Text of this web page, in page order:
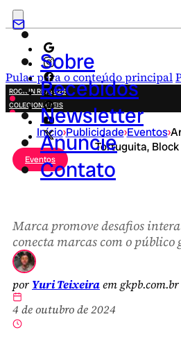
Pular para o conteúdo principal
Sobre
Recebidos
Newsletter
Anuncie
Contato
ROCK IN RIO 2026
COLECIONÁVEIS
FESTA JUNINA
NOVIDADES
CAMPANHAS CRIATIVAS
Início›Publicidade›Eventos›
Tortuguita,
Eventos
Marca promove desafios
conecta marcas com o público
por Yuri Teixeiraem gkpb.com.br
4 de outubro de 2024